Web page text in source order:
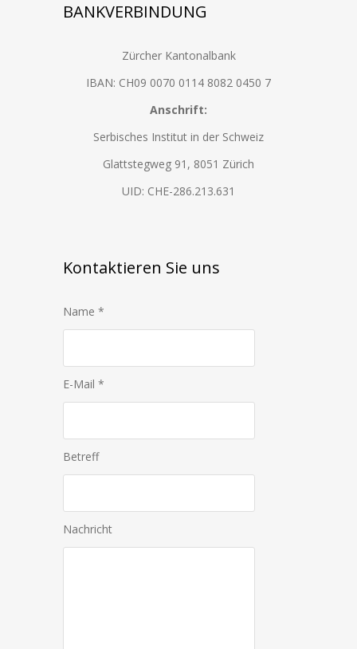
BANKVERBINDUNG
Zürcher Kantonalbank
IBAN: CH09 0070 0114 8082 0450 7
Anschrift:
Serbisches Institut in der Schweiz
Glattstegweg 91, 8051 Zürich
UID: CHE-286.213.631
Kontaktieren Sie uns
Name *
E-Mail *
Betreff
Nachricht